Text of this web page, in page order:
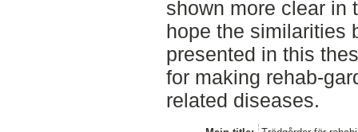
shown more clear in
hope the similarities
presented in this
for making rehab-
related diseases.